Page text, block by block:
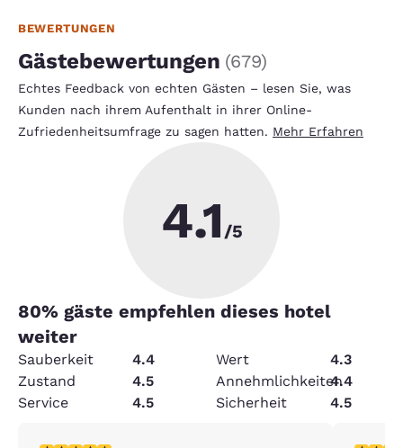
BEWERTUNGEN
Gästebewertungen (679)
Echtes Feedback von echten Gästen – lesen Sie, was
Kunden nach ihrem Aufenthalt in ihrer Online-
Zufriedenheitsumfrage zu sagen hatten. Mehr Erfahren
4.1 /5
80% gäste empfehlen dieses hotel
weiter
Sauberkeit 4.4 Wert
4.3
Zustand
4.5 Annehmlichkeiten4.4
Service
4.5 Sicherheit 4.5